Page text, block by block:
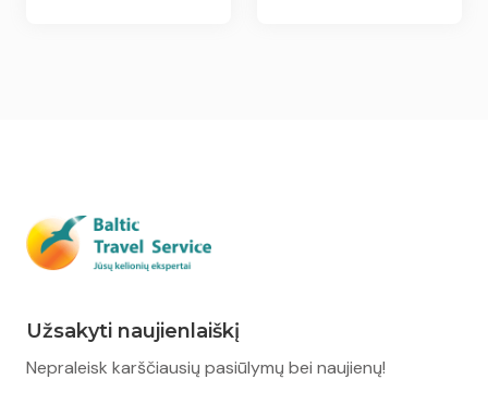
Užsakyti naujienlaiškį
Nepraleisk karščiausių pasiūlymų bei naujienų!